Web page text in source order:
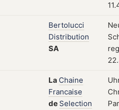
Bertolucci
Distribution
SA
La Chaine
Francaise
de Selection